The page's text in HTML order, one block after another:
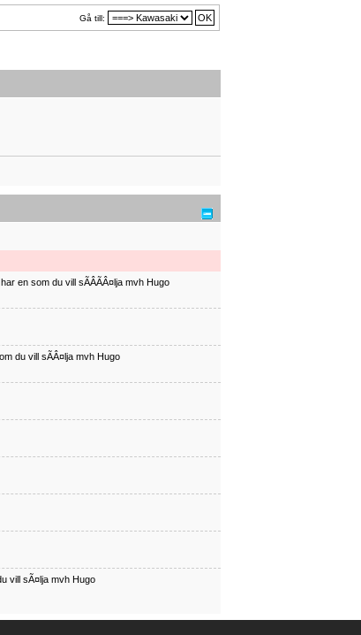
Gå till:
en som du vill sÃÂÃÂ¤lja mvh Hugo
du vill sÃÂ¤lja mvh Hugo
vill sÃ¤lja mvh Hugo